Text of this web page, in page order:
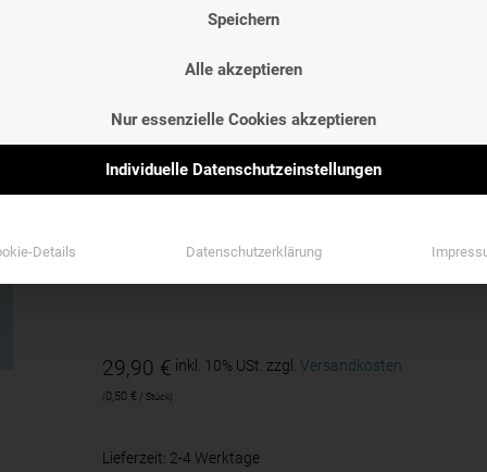
gute Verträglichkeit– für dieDaueranwendung
unterstützt andereBehandlungen bei
pflanzliches Arzneimittel –
hochdosierte
29,90 € inkl. 10% USt. zzgl. Versandkosten
0,50 € / Stück
Lieferzeit: 2-4 Werktage
Speichern
Alle akzeptieren
Nur essenzielle Cookies akzeptieren
Individuelle Datenschutzeinstellungen
Details Datenschutzerklärung